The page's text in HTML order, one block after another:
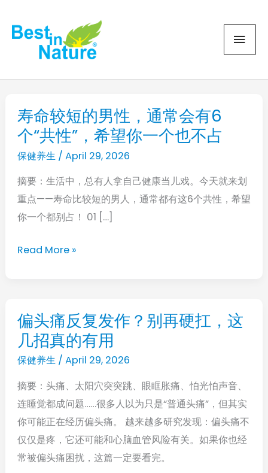
content
寿命较短的男性，通常会有6
个“共性”，希望你一个也不占
保健养生/ April 29, 2026
摘要：生活中，总有人拿自己健康当儿戏。今天就来划
重点——寿命比较短的男人，通常都有这6个共性，希望
你一个都别占！ 01 […]
寿
命
较
的
男
性，
常
6
个“共
性”，
希
望
你
一
个
也
Read More »
偏头痛反复发作？别再硬扛，这
几招真的有用
保健养生/ April 29, 2026
摘要：头痛、太阳穴突突跳、眼眶胀痛、怕光怕声音、
连睡觉都成问题……很多人以为只是“普通头痛”，但其实
你可能正在经历偏头痛。 越来越多研究发现：偏头痛不
仅仅是疼，它还可能和心脑血管风险有关。如果你也经
常被偏头痛困扰，这篇一定要看完。
偏
头
痛
复
发
作？
别
再